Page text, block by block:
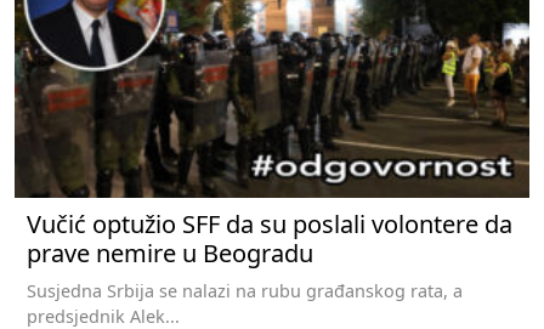
Vučić optužio SFF da su poslali volontere da
prave nemire u Beogradu
Susjedna Srbija se nalazi na rubu građanskog rata, a
predsjednik Alek...